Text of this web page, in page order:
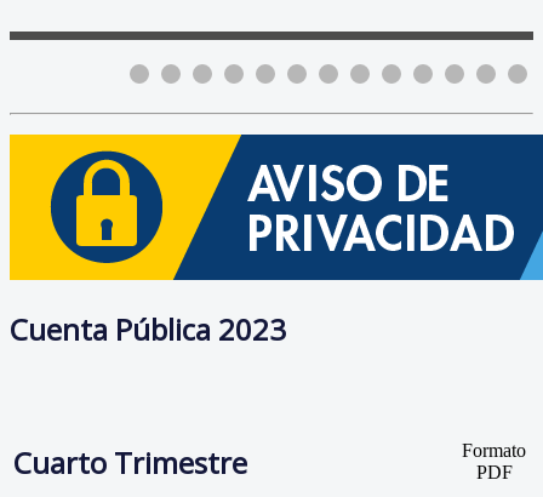
Cuenta Pública 2023
Cuarto Trimestre
Formato
PDF